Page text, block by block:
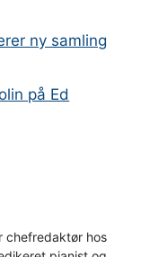
ny samling
på Ed
chefredaktør hos